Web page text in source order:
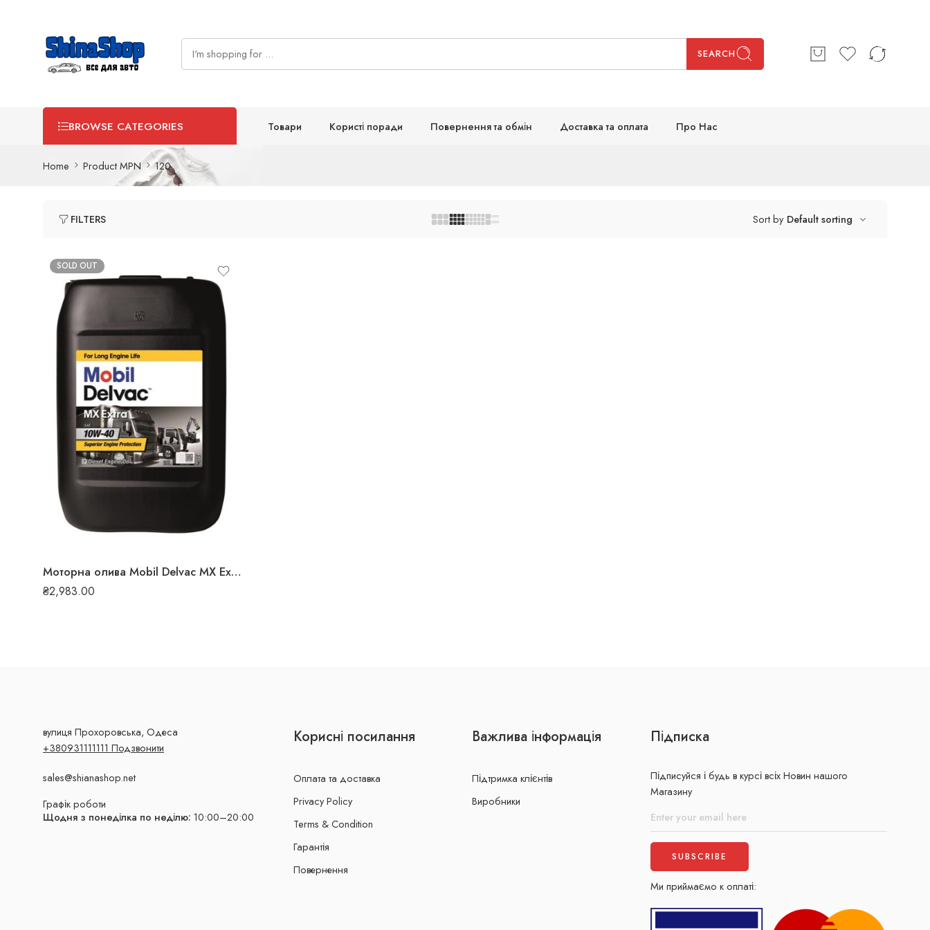
SEARCH
BROWSE CATEGORIES Товари Користі поради Повернення та обмін Доставка та оплата Про Нас
Home Product MPN 120
FILTERS Sort by Default sorting
SOLD OUT
Моторна олива Mobil Delvac MX Extra 10W-40 20л 120
₴2,983.00
вулиця Прохоровська, Одеса
+380931111111 Подзвонити
sales@shianashop.net
Графік роботи
Щодня з понеділка по неділю: 10:00–20:00
Корисні посилання
Оплата та доставка
Privacy Policy
Terms & Condition
Гарантія
Повернення
Важлива інформація
Підтримка клієнтів
Виробники
Підписка
Підписуйся і будь в курсі всіх Новин нашого
Магазину
Ми приймаємо к оплаті: